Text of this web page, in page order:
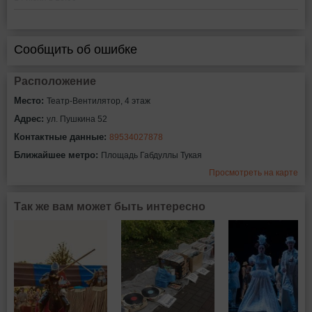
Сообщить об ошибке
Расположение
Место: Театр-Вентилятор, 4 этаж
Адрес: ул. Пушкина 52
Контактные данные: 89534027878
Ближайшее метро: Площадь Габдуллы Тукая
Просмотреть на карте
Так же вам может быть интересно